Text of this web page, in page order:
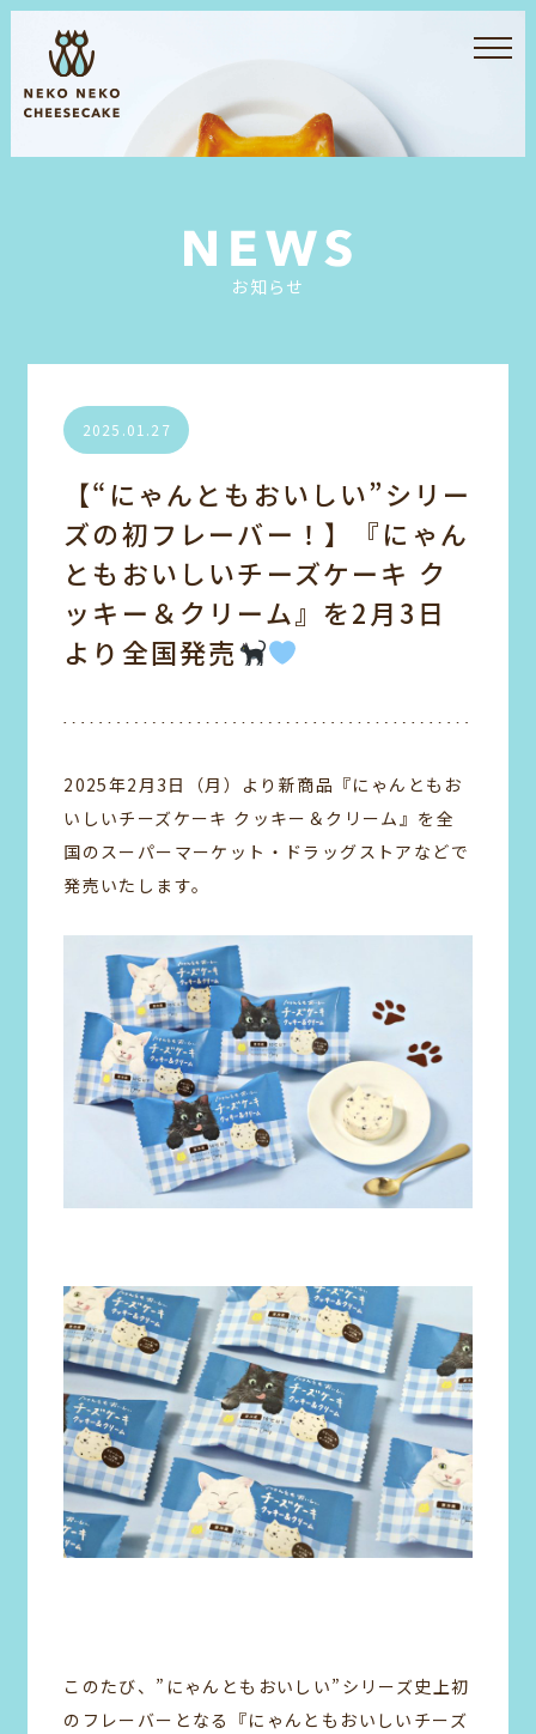
お知らせ
2025.01.27
【“にゃんともおいしい”シリー
ズの初フレーバー！】『にゃん
ともおいしいチーズケーキ ク
ッキー＆クリーム』を2月3日
より全国発売
2025年2月3日（月）より新商品『にゃんともお
いしいチーズケーキ クッキー＆クリーム』を全
国のスーパーマーケット・ドラッグストアなどで
発売いたします。
このたび、”にゃんともおいしい”シリーズ史上初
のフレーバーとなる『にゃんともおいしいチーズ